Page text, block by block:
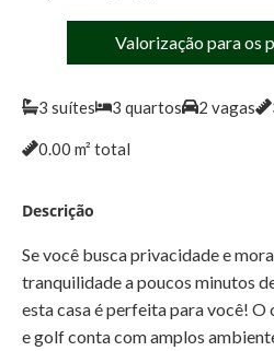
Valorização para os
3 suítes 3 quartos 2 vagas
0.00 m² total
Descrição
Se você busca privacidade e
tranquilidade a poucos minutos
esta casa é perfeita para você! O
e golf conta com amplos